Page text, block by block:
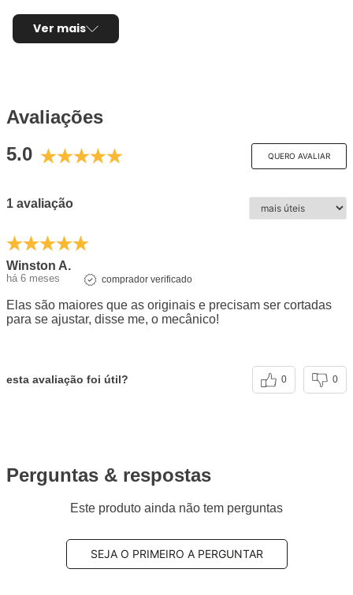
Aplicação:Mini Cooper (2014 a 2020)
Detalhes da aplicação:
Linha:QuietCast
Sensor de desgaste:
Cerâmica
Largura:
Utilização por veículo:
dianteiro
Código Original (OEM):
34106876245, 34106882418, 34106888777,
34106898307, 34116866309, 34116890553,
Unidade de venda:
Apastilha de freio cerâmica Bosch QuietCast
pertence à linha
premium da Bosch
profissionais que atuam com múltiplas marcas e modelos,
elevando o padrão tecnológico das pastilhas de freio de
Ver mais
Avaliações
5.0
QUERO AVALIAR
1 avaliação
Winston A.
há 6 meses comprador verificado
Elas são maiores que as originais e precisam ser cortadas
para se ajustar, disse me, o mecânico!
esta avaliação foi útil? 0 0
Perguntas & respostas
Este produto ainda não tem perguntas
SEJA O PRIMEIRO A PERGUNTAR